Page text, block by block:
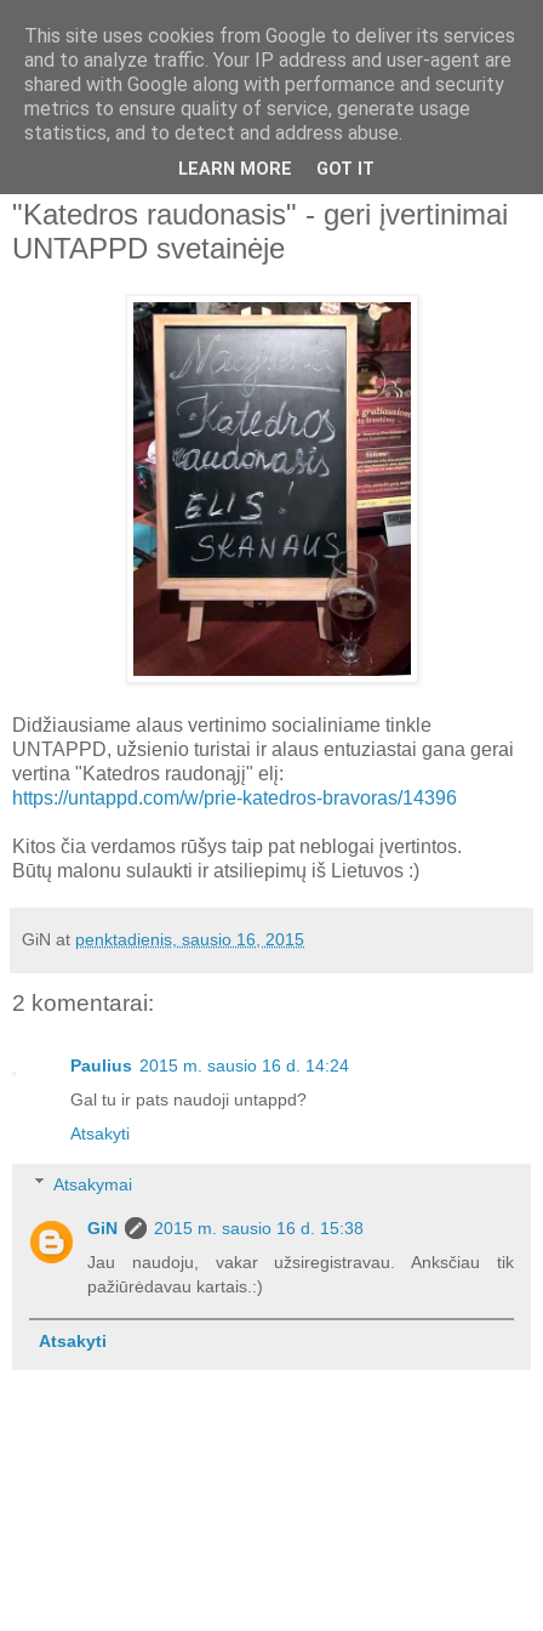
Apie alų
Namų aludario pastebėjimai apie naminį ir pramoninį alų,
alaus ir kombučios gamyba namuose
"Katedros raudonasis" - geri įvertinimai
UNTAPPD svetainėje
Didžiausiame alaus vertinimo socialiniame tinkle
UNTAPPD, užsienio turistai ir alaus entuziastai gana gerai
vertina "Katedros raudonąjį" elį:
https://untappd.com/w/prie-katedros-bravoras/14396
Kitos čia verdamos rūšys taip pat neblogai įvertintos.
Būtų malonu sulaukti ir atsiliepimų iš Lietuvos :)
GiN at penktadienis, sausio 16, 2015
2 komentarai:
Paulius 2015 m. sausio 16 d. 14:24
Gal tu ir pats naudoji untappd?
Atsakyti
Atsakymai
GiN
2015 m. sausio 16 d. 15:38
Jau naudoju, vakar užsiregistravau. Anksčiau tik
pažiūrėdavau kartais.:)
Atsakyti
This site uses cookies from Google to deliver its services
and to analyze traffic. Your IP address and user-agent are
shared with Google along with performance and security
metrics to ensure quality of service, generate usage
statistics, and to detect and address abuse.
LEARN MORE GOT IT